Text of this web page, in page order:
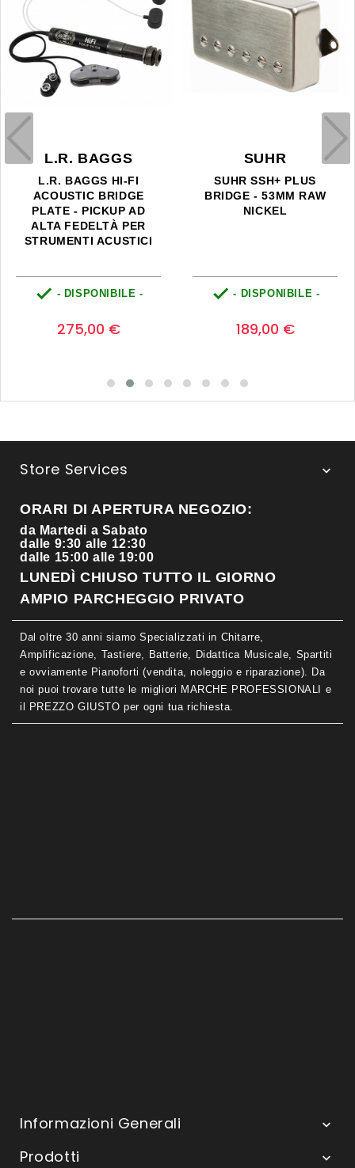
L.R. BAGGS
L.R. BAGGS HI-FI
ACOUSTIC BRIDGE
PLATE - PICKUP AD
ALTA FEDELTÀ PER
STRUMENTI ACUSTICI
 - DISPONIBILE -
275,00 €
SUHR
SUHR SSH+ PLUS
BRIDGE - 53MM RAW
NICKEL
 - DISPONIBILE -
189,00 €
Store Services 
ORARI DI APERTURA NEGOZIO:
da Martedi a Sabato
dalle 9:30 alle 12:30
dalle 15:00 alle 19:00
LUNEDÌ CHIUSO TUTTO IL GIORNO
AMPIO PARCHEGGIO PRIVATO
Dal oltre 30 anni siamo Specializzati in Chitarre,
Amplificazione, Tastiere, Batterie, Didattica Musicale, Spartiti
e ovviamente Pianoforti (vendita, noleggio e riparazione). Da
noi puoi trovare tutte le migliori MARCHE PROFESSIONALI e
il PREZZO GIUSTO per ogni tua richiesta.
Informazioni Generali 
Prodotti 